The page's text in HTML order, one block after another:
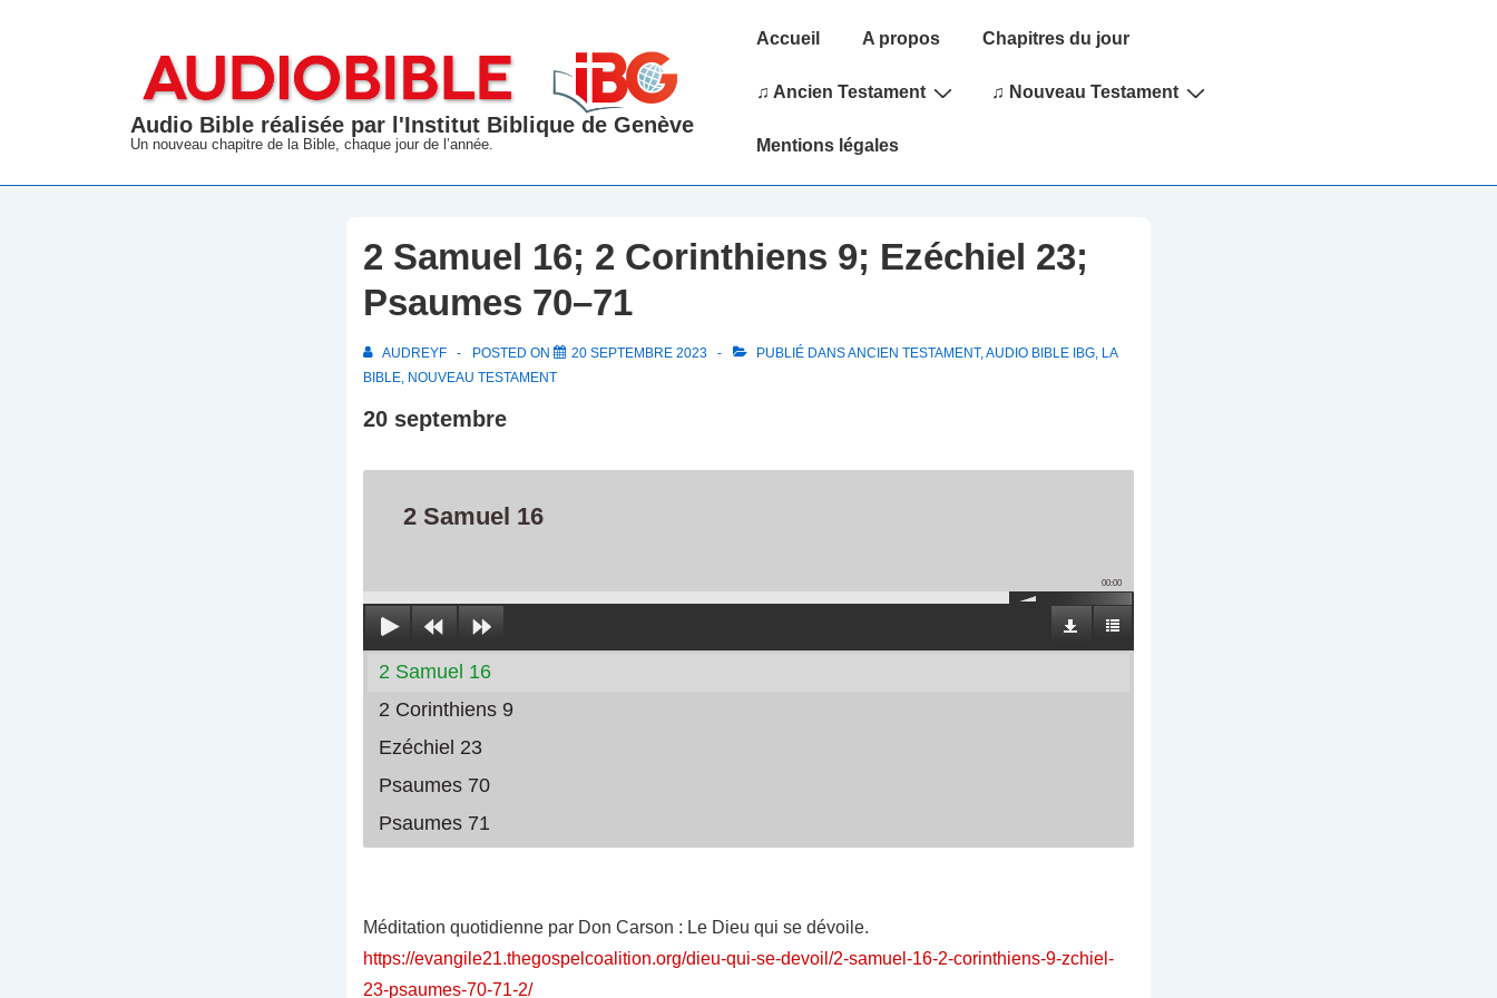
Audio Bible réalisée par l'Institut Biblique de Genève
Un nouveau chapitre de la Bible, chaque jour de l’année.
Main
Accueil A propos Chapitres du jour
♫ Ancien Testament ♫ Nouveau Testament
Mentions légales
2 Samuel 16; 2 Corinthiens 9; Ezéchiel 23;
Psaumes 70–71
AUDREYF POSTED ON 20 SEPTEMBRE 2023 PUBLIÉ DANSANCIEN TESTAMENT,AUDIO BIBLE IBG, LA
BIBLE, NOUVEAU TESTAMENT
20 septembre
2 Samuel 16
00:00
2 Samuel 16
2 Corinthiens 9
Ezéchiel 23
Psaumes 70
Psaumes 71
Méditation quotidienne par Don Carson : Le Dieu qui se dévoile.
https://evangile21.thegospelcoalition.org/dieu-qui-se-devoil/2-samuel-16-2-corinthiens-9-zchiel-
23-psaumes-70-71-2/